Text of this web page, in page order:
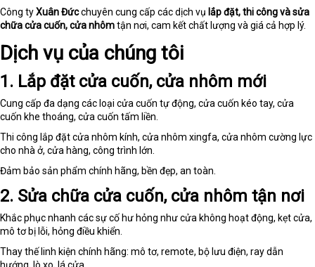
Công tyXuân Đứcchuyên cung cấp các dịch vụ lắp đặt, thi công và sửa
chữa cửa cuốn, cửa nhômtận nơi, cam kết chất lượng và giá cả hợp lý.
Dịch vụ của chúng tôi
1. Lắp đặt cửa cuốn, cửa nhôm mới
Cung cấp đa dạng các loại cửa cuốn tự động, cửa cuốn kéo tay, cửa
cuốn khe thoáng, cửa cuốn tấm liền.
Thi công lắp đặt cửa nhôm kính, cửa nhôm xingfa, cửa nhôm cường lực
cho nhà ở, cửa hàng, công trình lớn.
Đảm bảo sản phẩm chính hãng, bền đẹp, an toàn.
2. Sửa chữa cửa cuốn, cửa nhôm tận nơi
Khắc phục nhanh các sự cố hư hỏng như cửa không hoạt động, kẹt cửa,
mô tơ bị lỗi, hỏng điều khiển.
Thay thế linh kiện chính hãng: mô tơ, remote, bộ lưu điện, ray dẫn